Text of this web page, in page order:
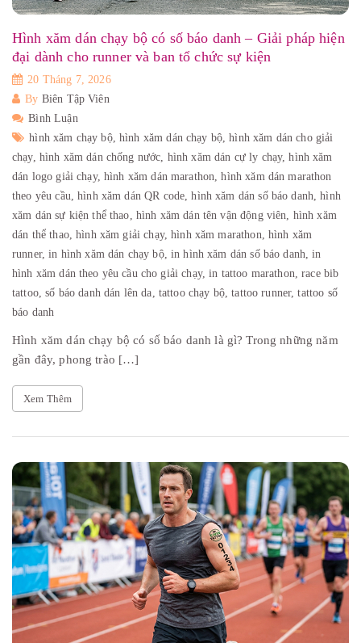
Hình xăm dán chạy bộ có số báo danh – Giải pháp hiện
đại dành cho runner và ban tổ chức sự kiện
20 Tháng 7, 2026
By Biên Tập Viên
Bình Luận
hình xăm chạy bộ,hình xăm dán chạy bộ,hình xăm dán cho giải
chạy, hình xăm dán chống nước, hình xăm dán cự ly chạy,hình xăm
dán logo giải chạy,hình xăm dán marathon,hình xăm dán marathon
theo yêu cầu,hình xăm dán QR code,hình xăm dán số báo danh,hình
xăm dán sự kiện thể thao, hình xăm dán tên vận động viên, hình xăm
dán thể thao,hình xăm giải chạy,hình xăm marathon, hình xăm
runner,in hình xăm dán chạy bộ, in hình xăm dán số báo danh,in
hình xăm dán theo yêu cầu cho giải chạy,in tattoo marathon,race bib
tattoo,số báo danh dán lên da, tattoo chạy bộ,tattoo runner,tattoo số
báo danh
Hình xăm dán chạy bộ có số báo danh là gì? Trong những năm
gần đây, phong trào […]
Xem Thêm